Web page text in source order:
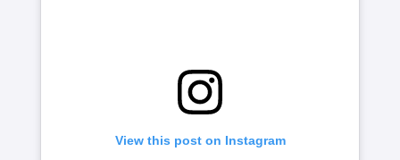
View this post on Instagram